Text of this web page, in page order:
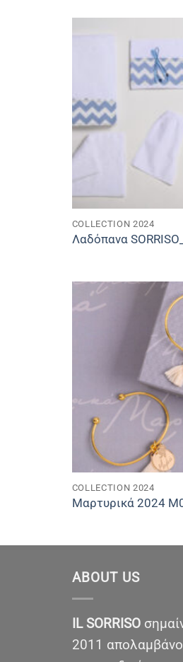
COLLECTION 2024
Λαδόπανα
COLLECTION 2024
Μαρτυρικά 2024
ABOUT US
IL SORRISO
2011